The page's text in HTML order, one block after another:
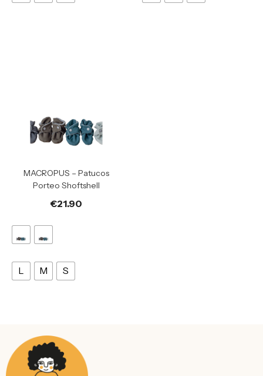
MACROPUS – Patucos
Porteo Shoftshell
€21.90
L M S